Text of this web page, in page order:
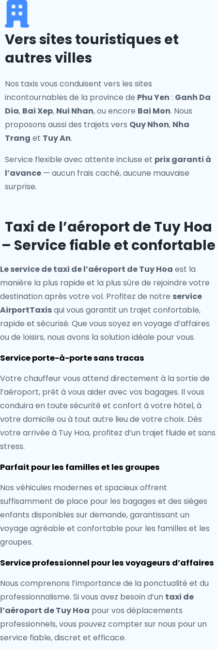
Vers sites touristiques et
autres villes
Nos taxis vous conduisent vers les sites
incontournables de la province de Phu Yen : Ganh Da
Dia, Bai Xep, Nui Nhan, ou encore Bai Mon. Nous
proposons aussi des trajets vers Quy Nhon, Nha
Trang et Tuy An.
Service flexible avec attente incluse et prix garanti à
l’avance — aucun frais caché, aucune mauvaise
surprise.
Taxi de l’aéroport de Tuy Hoa
– Service fiable et confortable
Le service de taxi de l’aéroport de Tuy Hoa est la
manière la plus rapide et la plus sûre de rejoindre votre
destination après votre vol. Profitez de notre service
AirportTaxisqui vous garantit un trajet confortable,
rapide et sécurisé. Que vous soyez en voyage d’affaires
ou de loisirs, nous avons la solution idéale pour vous.
Service porte-à-porte sans tracas
Votre chauffeur vous attend directement à la sortie de
l’aéroport, prêt à vous aider avec vos bagages. Il vous
conduira en toute sécurité et confort à votre hôtel, à
votre domicile ou à tout autre lieu de votre choix. Dès
votre arrivée à Tuy Hoa, profitez d’un trajet fluide et sans
stress.
Parfait pour les familles et les groupes
Nos véhicules modernes et spacieux offrent
suffisamment de place pour les bagages et des sièges
enfants disponibles sur demande, garantissant un
voyage agréable et confortable pour les familles et les
groupes.
Service professionnel pour les voyageurs d’affaires
Nous comprenons l’importance de la ponctualité et du
professionnalisme. Si vous avez besoin d’un taxi de
l’aéroport de Tuy Hoa pour vos déplacements
professionnels, vous pouvez compter sur nous pour un
service fiable, discret et efficace.